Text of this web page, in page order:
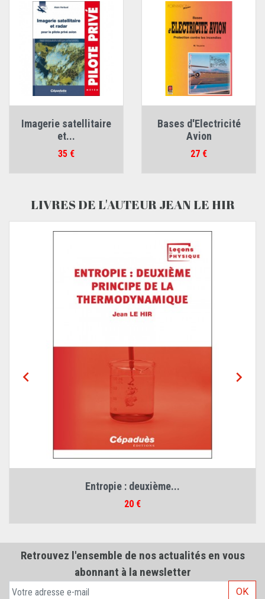
Imagerie satellitaire
et...
Prix
35 €
Bases d'Electricité
Avion
Prix
27 €
LIVRES DE L'AUTEUR JEAN LE HIR

Thermodynamique :...
Prix
20 €

Retrouvez l'ensemble de nos actualités en vous
abonnant à la newsletter
OK